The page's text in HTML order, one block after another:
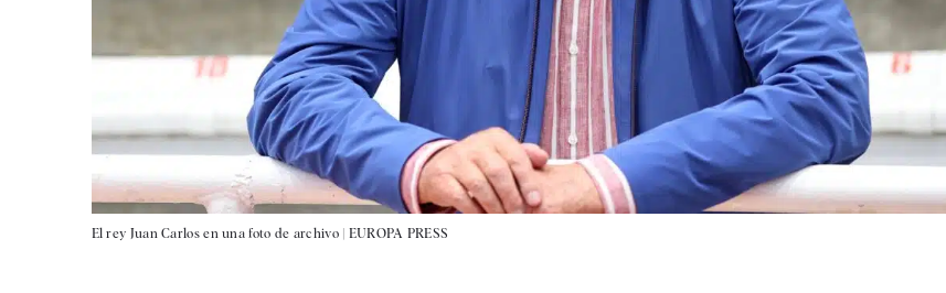
El rey Juan Carlos en una foto de archivo | EUROPA PRESS